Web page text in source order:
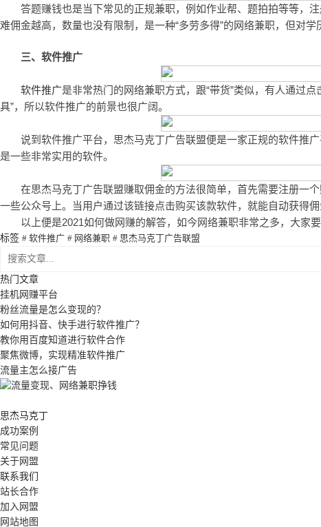
答题赚钱也是当下常见的正规兼职，例如作业帮、题拍拍等等，
难佣金越高，数量也没有限制，是一种“多劳多得”的网络兼职，但对学
三、软件推广
软件推广是非常热门的网络兼职方式，跟“带货”类似，有人通过
具”，所以软件推广的前景也很广阔。
说到软件推广平台，思杰马克丁广告联盟便是一家正规的软件推
是一些非常实用的软件。
在思杰马克丁广告联盟赚取佣金的方法很简单，首先需要注册一
一些公众号上。当用户通过该链接点击购买该款软件，就能自动获得佣
以上便是2021如何做网赚的解答，如今网络兼职非常之多，大家
标签 # 软件推广 # 网络兼职 # 思杰马克丁广告联盟
热门文章
挂机网赚平台
粉丝流量是怎么变现的？
如何用抖音、快手进行软件推广？
教你用百度知道进行软件合作
聚焦微博，实现精准软件推广
流量主怎么接广告
思杰马克丁
成功案例
常见问题
关于网盟
联系我们
站长合作
加入网盟
网站地图